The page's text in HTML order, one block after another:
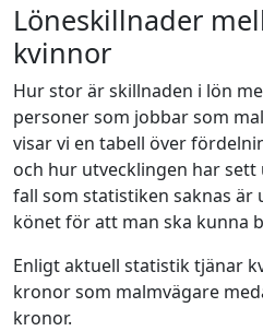
Löneskillnader
kvinnor
Hur stor är skillnaden i lön
personer som jobbar som
visar vi en tabell över
och hur utvecklingen har sett
fall som statistiken saknas
könet för att man ska kunna
Enligt aktuell statistik tjänar
kronor som malmvägare
kronor.